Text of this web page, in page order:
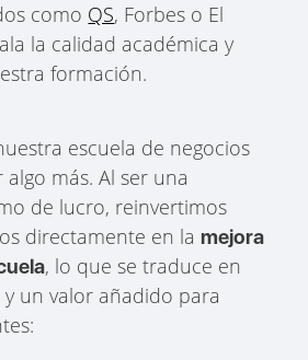
como QS, Forbes o El
la calidad académica y
formación.
escuela de negocios
más. Al ser una
de lucro, reinvertimos
directamente en lamejora
, lo que se traduce en
un valor añadido para